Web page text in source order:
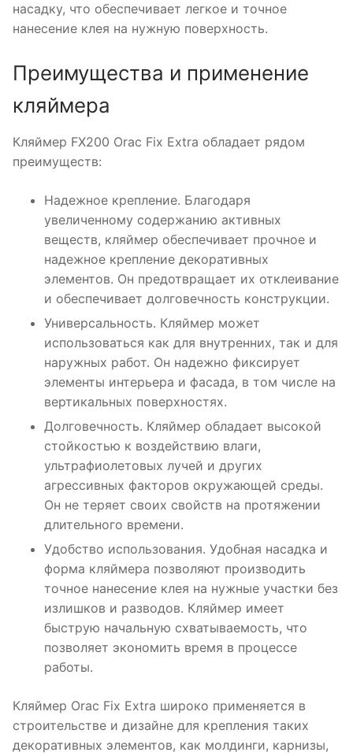
насадку, что обеспечивает легкое и точное
нанесение клея на нужную поверхность.
Преимущества и применение
кляймера
Кляймер FX200 Orac Fix Extra обладает рядом
преимуществ:
Надежное крепление. Благодаря
увеличенному содержанию активных
веществ, кляймер обеспечивает прочное и
надежное крепление декоративных
элементов. Он предотвращает их отклеивание
и обеспечивает долговечность конструкции.
Универсальность. Кляймер может
использоваться как для внутренних, так и для
наружных работ. Он надежно фиксирует
элементы интерьера и фасада, в том числе на
вертикальных поверхностях.
Долговечность. Кляймер обладает высокой
стойкостью к воздействию влаги,
ультрафиолетовых лучей и других
агрессивных факторов окружающей среды.
Он не теряет своих свойств на протяжении
длительного времени.
Удобство использования. Удобная насадка и
форма кляймера позволяют производить
точное нанесение клея на нужные участки без
излишков и разводов. Кляймер имеет
быструю начальную схватываемость, что
позволяет экономить время в процессе
работы.
Кляймер Orac Fix Extra широко применяется в
строительстве и дизайне для крепления таких
декоративных элементов, как молдинги, карнизы,